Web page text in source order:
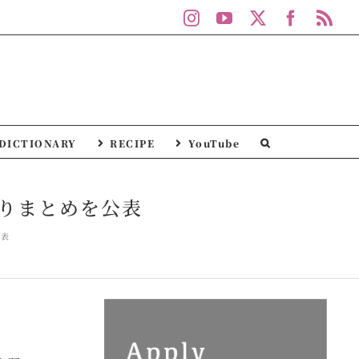
InstagramYouTube
RECIPE YouTube
まとめを公表